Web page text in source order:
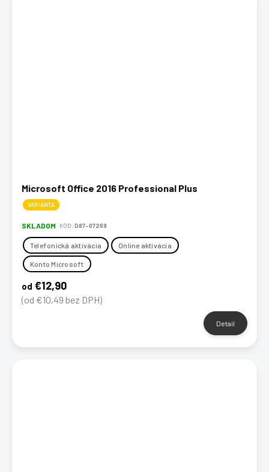
Microsoft Office 2016 Professional Plus
VARIANTA
SKLADOM KÓD: D87-07269
Telefonická aktivácia Online aktivácia
Konto Microsoft
od €12,90
(od €10,49 bez DPH)
Detail